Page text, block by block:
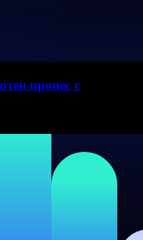
процес с